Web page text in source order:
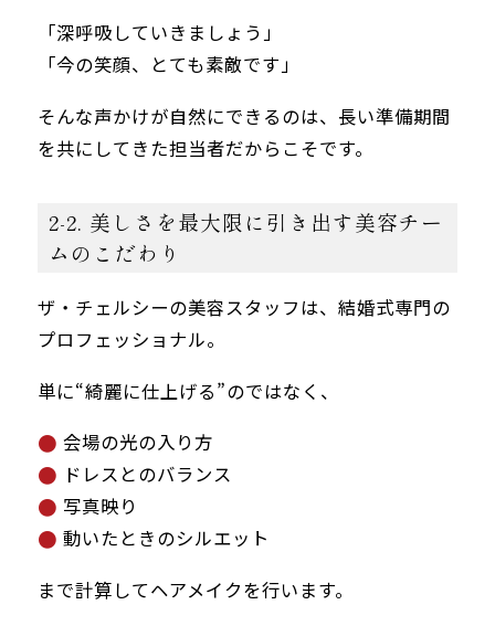
「深呼吸していきましょう」
「今の笑顔、とても素敵です」
そんな声かけが自然にできるのは、長い準備期間
を共にしてきた担当者だからこそです。
2-2. 美しさを最大限に引き出す美容チー
ムのこだわり
ザ・チェルシーの美容スタッフは、結婚式専門の
プロフェッショナル。
単に“綺麗に仕上げる”のではなく、
会場の光の入り方
ドレスとのバランス
写真映り
動いたときのシルエット
まで計算してヘアメイクを行います。